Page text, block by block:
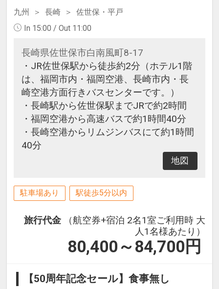
九州 長崎
佐世保・平戸
In 15:00 / Out 11:00
長崎県佐世保市白南風町8-17
・JR佐世保駅から徒歩約2分（ホテル1階
は、福岡市内・福岡空港、長崎市内・長
崎空港方面行きバスセンターです。）
・長崎駅から佐世保駅までJRで約2時間
・福岡空港から高速バスで約1時間40分
・長崎空港からリムジンバスにて約1時間
40分
地図
駐車場あり 駅徒歩5分以内
旅行代金
（航空券+宿泊 2名1室ご利用時 大
人1名様あたり）
80,400～84,700 円
【50周年記念セール】食事無し